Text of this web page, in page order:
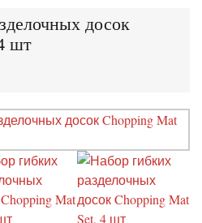
досок
шт